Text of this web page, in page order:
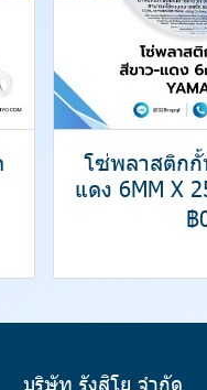
โซ่พลาสติกกั้
แดง 6MM X
฿
บริษัท รังสิโย จำกัด